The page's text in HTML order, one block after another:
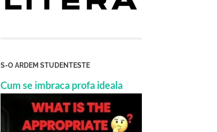
S-O ARDEM STUDENTESTE
Cum se imbraca profa ideala